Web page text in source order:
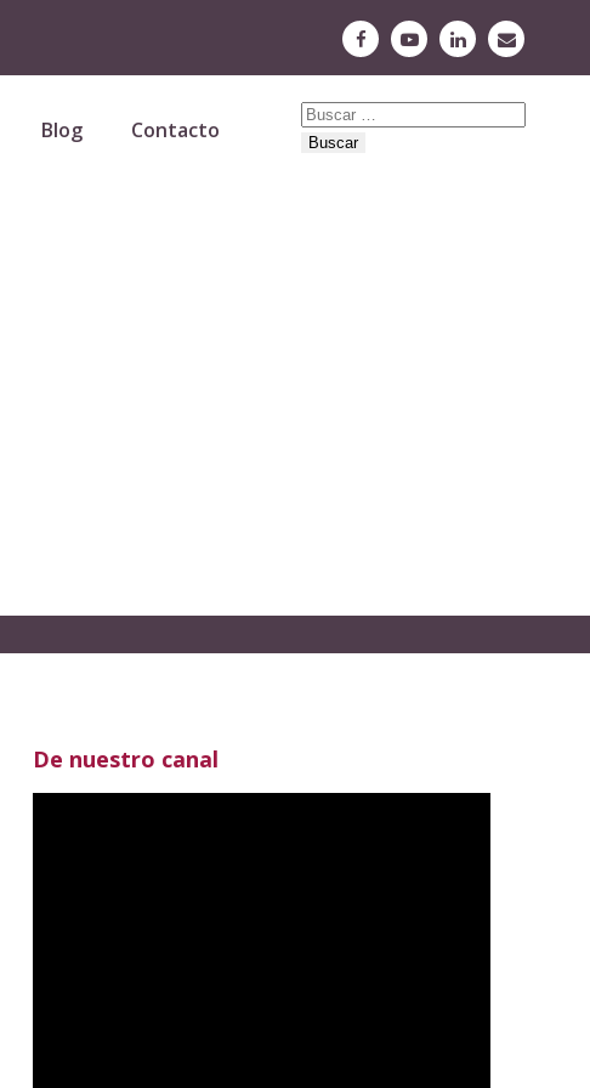
Blog Contacto
Buscar:
De nuestro canal